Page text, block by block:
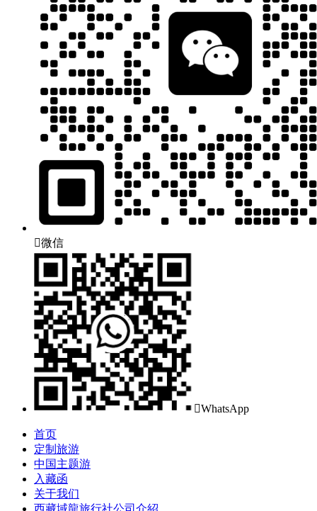
微信
WhatsApp
首页
定制旅游
中国主题游
入藏函
关于我们
西藏域龍旅行社公司介紹